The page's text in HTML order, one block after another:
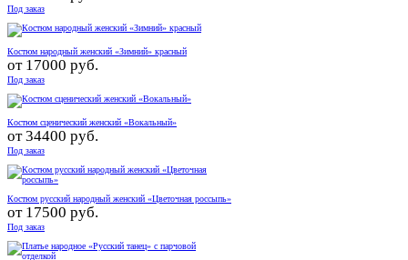
Под заказ
Костюм народный женский «Зимний» красный
от 17000 руб.
Под заказ
Костюм сценический женский «Вокальный»
от34400 руб.
Под заказ
Костюм русский народный женский «Цветочная россыпь»
от 17500 руб.
Под заказ